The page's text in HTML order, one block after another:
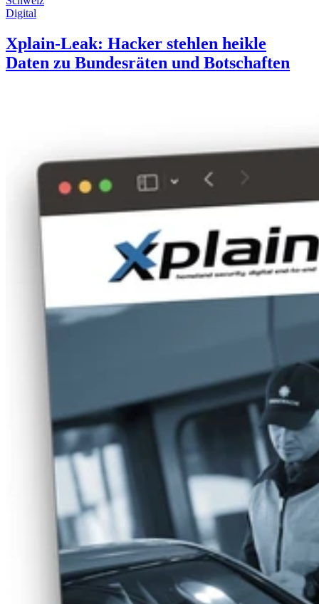
Digital
Xplain-Leak: Hacker stehlen heikle
Daten zu Bundesräten und Botschaften